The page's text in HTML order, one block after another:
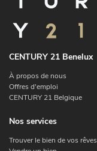
CENTURY 21 Benelux
À propos de nous
Offres d'emploi
CENTURY 21 Belgique
Nos services
Trouver le bien de vos rêves